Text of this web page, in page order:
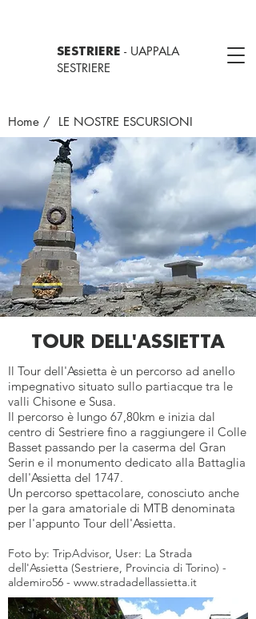
SESTRIERE - UAPPALA
SESTRIERE
Home / LE NOSTRE ESCURSIONI
TOUR DELL'ASSIETTA
Il Tour dell'Assietta è un percorso ad anello
impegnativo situato sullo partiacque tra le
valli Chisone e Susa.
Il percorso è lungo 67,80km e inizia dal
centro di Sestriere fino a raggiungere il Colle
Basset passando per la caserma del Gran
Serin e il monumento dedicato alla Battaglia
dell'Assietta del 1747.
Un percorso spettacolare, conosciuto anche
per la gara amatoriale di MTB denominata
per l'appunto Tour dell'Assietta.
Foto by: TripAdvisor, User: La Strada
dell'Assietta (Sestriere, Provincia di Torino) -
aldemiro56 - www.stradadellassietta.it